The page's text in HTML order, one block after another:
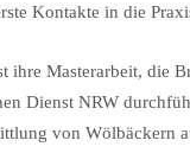
Kontakte in die
ihre Masterarbeit, die
Dienst NRW
von Wölbäckern